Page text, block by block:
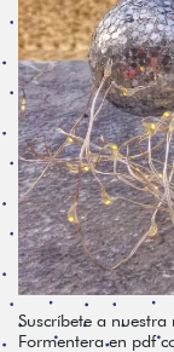
Suscríbete a nuestra
Formentera en pdf